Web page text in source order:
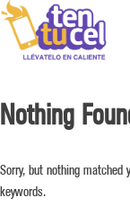
Nothing
Sorry, but nothing
keywords.